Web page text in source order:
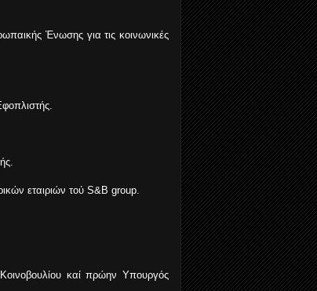
Ένωσης για τις κοινωνικές
εταιριών τού S&B group.
καί πρώην Υπουργός